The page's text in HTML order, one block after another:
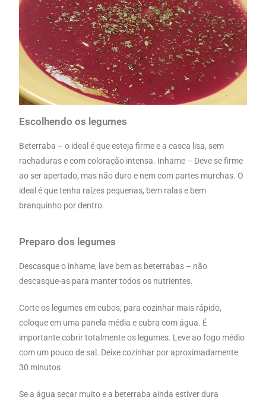
Escolhendo os legumes
Beterraba – o ideal é que esteja firme e a casca lisa, sem
rachaduras e com coloração intensa. Inhame – Deve se firme
ao ser apertado, mas não duro e nem com partes murchas. O
ideal é que tenha raízes pequenas, bem ralas e bem
branquinho por dentro.
Preparo dos legumes
Descasque o inhame, lave bem as beterrabas – não
descasque-as para manter todos os nutrientes.
Corte os legumes em cubos, para cozinhar mais rápido,
coloque em uma panela média e cubra com água. É
importante cobrir totalmente os legumes. Leve ao fogo médio
com um pouco de sal. Deixe cozinhar por aproximadamente
30 minutos
Se a água secar muito e a beterraba ainda estiver dura